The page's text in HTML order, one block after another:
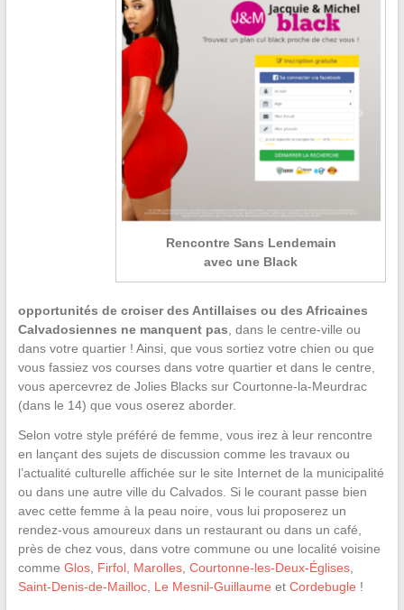
Rencontre Sans Lendemain
avec une Black
opportunités de croiser des Antillaises ou des Africaines
Calvadosiennes ne manquent pas , dans le centre-ville ou
dans votre quartier ! Ainsi, que vous sortiez votre chien ou que
vous fassiez vos courses dans votre quartier et dans le centre,
vous apercevrez de Jolies Blacks sur Courtonne-la-Meurdrac
(dans le 14) que vous oserez aborder.
Selon votre style préféré de femme, vous irez à leur rencontre
en lançant des sujets de discussion comme les travaux ou
l’actualité culturelle affichée sur le site Internet de la municipalité
ou dans une autre ville du Calvados. Si le courant passe bien
avec cette femme à la peau noire, vous lui proposerez un
rendez-vous amoureux dans un restaurant ou dans un café,
près de chez vous, dans votre commune ou une localité voisine
comme Glos, Firfol, Marolles, Courtonne-les-Deux-Églises,
Saint-Denis-de-Mailloc, Le Mesnil-Guillaume et Cordebugle !